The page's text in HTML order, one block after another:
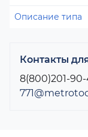
Описание типа
Контакты
8(800)201-90-